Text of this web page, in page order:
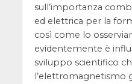
sull’importanza
ed elettrica per la
così come lo
evidentemente è
sviluppo scientifico
l’elettromagnetismo